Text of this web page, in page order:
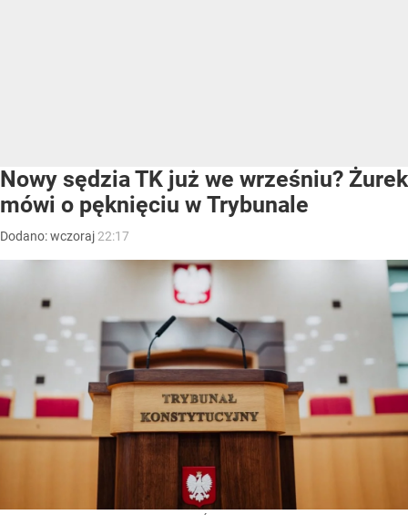
Nowy sędzia TK już we wrześniu? Żurek
mówi o pęknięciu w Trybunale
Dodano:wczoraj 22:17